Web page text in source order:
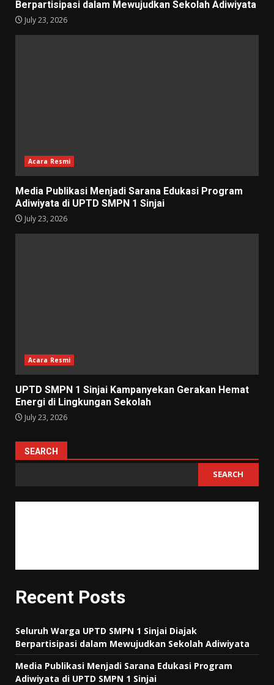
Berpartisipasi dalam Mewujudkan Sekolah Adiwiyata
July 23, 2026
Acara Resmi
Media Publikasi Menjadi Sarana Edukasi Program
Adiwiyata di UPTD SMPN 1 Sinjai
July 23, 2026
Acara Resmi
UPTD SMPN 1 Sinjai Kampanyekan Gerakan Hemat
Energi di Lingkungan Sekolah
July 23, 2026
SEARCH
SEARCH
Recent Posts
Seluruh Warga UPTD SMPN 1 Sinjai Diajak
Berpartisipasi dalam Mewujudkan Sekolah Adiwiyata
Media Publikasi Menjadi Sarana Edukasi Program
Adiwiyata di UPTD SMPN 1 Sinjai